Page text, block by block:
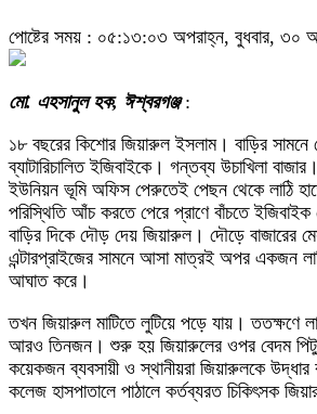
পোষ্টের সময় : ০৫:১৩:০৩ অপরাহ্ন, বুধবার, ৩০
মো. এহসানুল হক, ঈশ্বরগঞ্জ :
১৮ বছরের কিশোর জিয়ারুল ইসলাম। বাড়ির সামনে
ব্যাটারিচালিত ইজিবাইকে। গন্তব্য উচাখিলা
ইউনিয়ন ভূমি অফিস পেরুতেই পেছন থেকে লাঠি
পরিস্থিতি আঁচ করতে পেরে প্রাণে বাঁচতে ইজিবাইক
বাড়ির দিকে দৌড় দেয় জিয়ারুল। দৌড়ে বাজারের
এন্টারপ্রাইজের সামনে আসা মাত্রই অপর একজন
আঘাত করে।
তখন জিয়ারুল মাটিতে লুটিয়ে পড়ে যায়। ততক্ষণে
আরও তিনজন। শুরু হয় জিয়ারুলের ওপর বেদম
কয়েকজন ব্যবসায়ী ও স্থানীয়রা জিয়ারুলকে উদ্ধার
কলেজ হাসপাতালে পাঠালে কর্তব্যরত চিকিৎসক